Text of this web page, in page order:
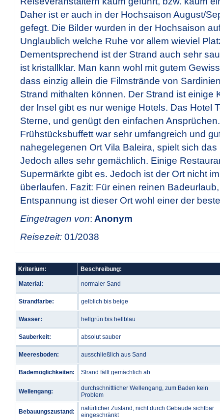
Daher ist er auch in der Hochsaison August/
gefegt. Die Bilder wurden in der Hochsaison
Unglaublich welche Ruhe vor allem wieviel
Dementsprechend ist der Strand auch sehr
ist kristallklar. Man kann wohl mit gutem
dass einzig allein die Filmstrände von
Strand mithalten können. Der Strand ist einige
der Insel gibt es nur wenige Hotels. Das Hotel
Sterne, und genügt den einfachen
Frühstücksbuffett war sehr umfangreich und
nahegelegenen Ort Vila Baleira, spielt sich
Jedoch alles sehr gemächlich. Einige
Supermärkte gibt es. Jedoch ist der Ort nicht
überlaufen. Fazit: Für einen reinen
Entspannung ist dieser Ort wohl einer der
Eingetragen von: Anonym
Reisezeit: 01/2038
Kriterium: Beschreibung:
Material: normaler Sand
Strandfarbe: gelblich bis beige
Wasser: hellgrün bis hellblau
Sauberkeit: absolut sauber
Meeresboden: ausschließlich aus Sand
Bademöglichkeiten: Strand fällt gemächlich ab
Wellengang:
durchschnittlicher Wellengang, zum Baden kein
Problem
Bebauungszustand:
natürlicher Zustand, nicht durch Gebäude sichtbar
eingeschränkt